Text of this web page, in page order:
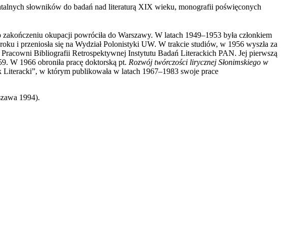
słowników do badań nad literaturą XIX wieku, monografii poświęconych
zakończeniu okupacji powróciła do Warszawy. W latach 1949–1953 była członkiem
i przeniosła się na Wydział Polonistyki UW. W trakcie studiów, w 1956 wyszła za
Bibliografii Retrospektywnej Instytutu Badań Literackich PAN. Jej pierwszą
W 1966 obroniła pracę doktorską pt. Rozwój twórczości lirycznej Słonimskiego w
Literacki”, w którym publikowała w latach 1967–1983 swoje prace
1994).